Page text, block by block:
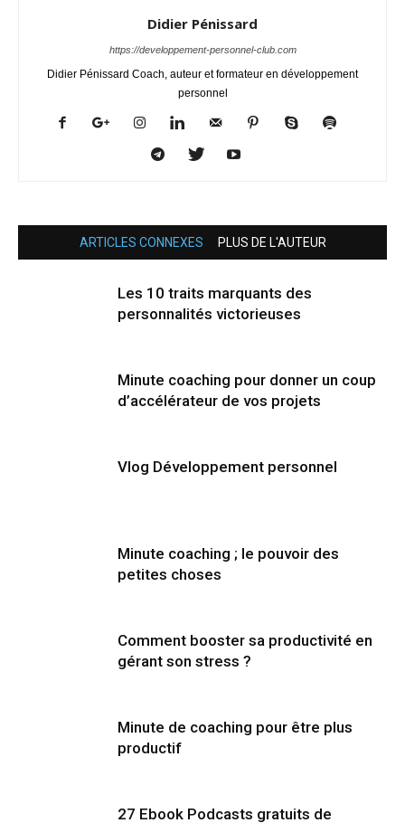
Didier Pénissard
https://developpement-personnel-club.com
Didier Pénissard Coach, auteur et formateur en développement
personnel
ARTICLES CONNEXES PLUS DE L'AUTEUR
Les 10 traits marquants des
personnalités victorieuses
Minute coaching pour donner un coup
d’accélérateur de vos projets
Vlog Développement personnel
Minute coaching ; le pouvoir des
petites choses
Comment booster sa productivité en
gérant son stress ?
Minute de coaching pour être plus
productif
27 Ebook Podcasts gratuits de